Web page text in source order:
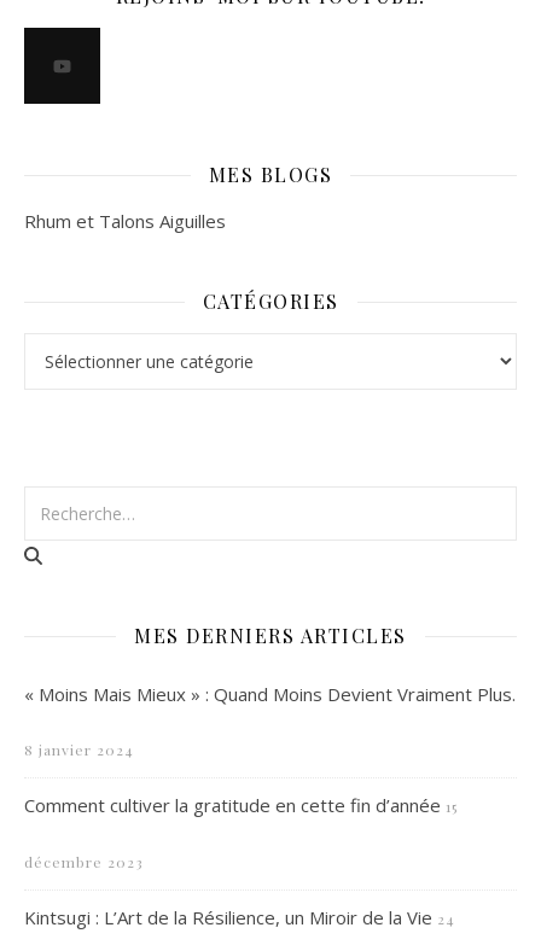
MES BLOGS
Rhum et Talons Aiguilles
CATÉGORIES
MES DERNIERS ARTICLES
« Moins Mais Mieux » : Quand Moins Devient Vraiment Plus.
8 janvier 2024
Comment cultiver la gratitude en cette fin d’année 15
décembre 2023
Kintsugi : L’Art de la Résilience, un Miroir de la Vie 24